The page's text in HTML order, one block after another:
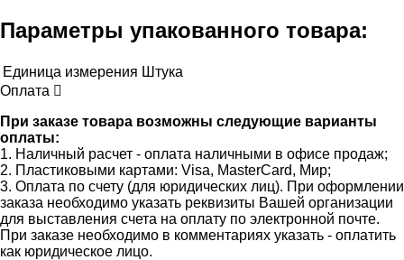
Параметры упакованного товара:
Единица измерения Штука
Оплата
При заказе товара возможны следующие варианты
оплаты:
1. Наличный расчет - оплата наличными в офисе продаж;
2. Пластиковыми картами: Visa, MasterCard, Мир;
3. Оплата по счету (для юридических лиц). При оформлении
заказа необходимо указать реквизиты Вашей организации
для выставления счета на оплату по электронной почте.
При заказе необходимо в комментариях указать - оплатить
как юридическое лицо.